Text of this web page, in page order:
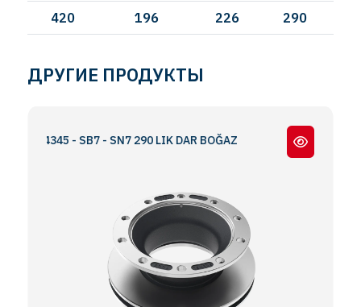
420 196 226 290
ДРУГИЕ ПРОДУКТЫ
- SB7 - SN7 290 LIK DAR BOĞAZ